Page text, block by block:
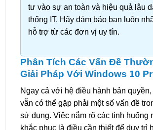
tư vào sự an toàn và hiệu quả lâu
thống IT. Hãy đảm bảo bạn luôn
hỗ trợ từ các đơn vị uy tín.
Phân Tích Các Vấn Đề
Giải Pháp Với Windows 10
Ngay cả với hệ điều hành bản
vẫn có thể gặp phải một số vấn đề
sử dụng. Việc nắm rõ các tình huống
khắc phục là điều cần thiết để duy trì